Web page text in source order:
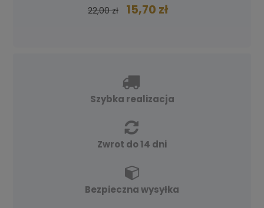
22,00 zł
15,70 zł
Szybka realizacja
Zwrot do 14 dni
Bezpieczna wysyłka